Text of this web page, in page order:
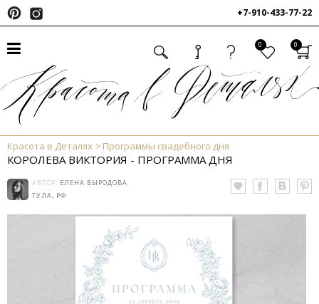
+7-910-433-77-22
0 0
Красота в Деталях Программы свадебного дня
КОРОЛЕВА ВИКТОРИЯ - ПРОГРАММА ДНЯ
АВТОР: ЕЛЕНА ВЫРОДОВА
ТУЛА, РФ